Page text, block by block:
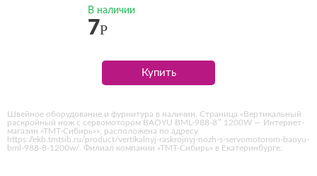
В наличии
7Р
Купить
Швейное оборудование и фурнитура в наличии. Страница «Вертикальный
раскройный нож с сервомотором BAOYU BML-988-8″ 1200W — Интернет-
магазин «ТМТ-Сибирь»», расположена по адресу
https://ekb.tmtsib.ru/product/vertikalnyj-raskrojnyj-nozh-s-servomotorom-baoyu-
bml-988-8-1200w/. Филиал компании «ТМТ-Сибирь» в Екатеринбурге.